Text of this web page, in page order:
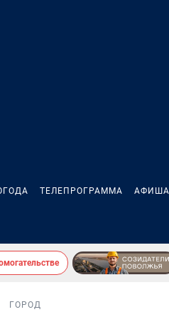
ТЕЛЕПРОГРАММА АФИША
ГОРОД